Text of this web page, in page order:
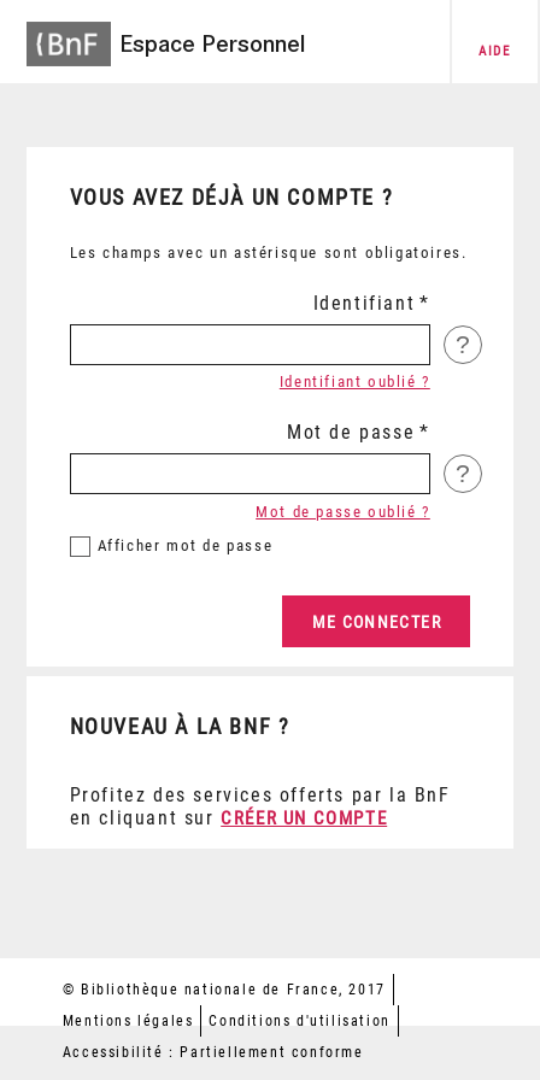
Espace Personnel AIDE
VOUS AVEZ DÉJÀ UN COMPTE ?
Les champs avec un astérisque sont obligatoires.
Identifiant
?
Identifiant oublié ?
Mot de passe
?
Afficher mot de passe
Mot de passe oublié ?
NOUVEAU À LA BNF ?
Profitez des services offerts par la BnF
en cliquant sur CRÉER UN COMPTE
© Bibliothèque nationale de France, 2017
Mentions légales
Conditions d'utilisation
Accessibilité : Partiellement conforme